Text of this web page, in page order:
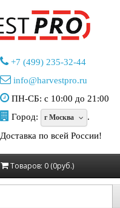
+7 (499) 235-32-44
info@harvestpro.ru
ПН-СБ: с 10:00 до 21:00
Город:
г Москва
.
Доставка по всей России!
Товаров: 0 (0руб.)